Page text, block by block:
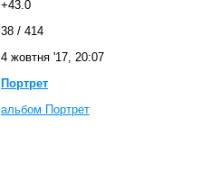
+43.0
38 / 414
4 жовтня '17, 20:07
Портрет
альбом Портрет